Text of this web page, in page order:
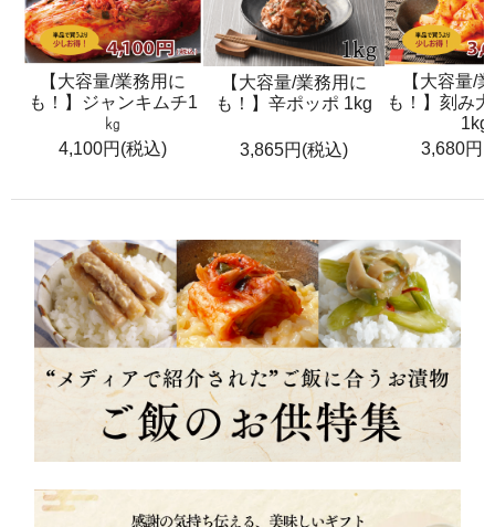
【大容量/業務用に
も！】ジャンキムチ1
㎏
4,100円(税込)
【大容量/業務用に
も！】辛ポッポ 1kg
3,865円(税込)
【大容量/
も！】刻み
1kg
3,680円(